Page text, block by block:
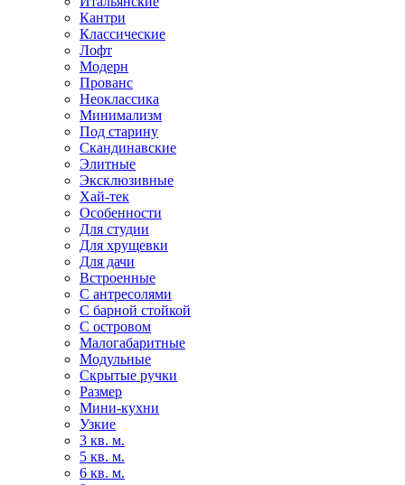
Кантри
Классические
Лофт
Модерн
Прованс
Неоклассика
Минимализм
Под старину
Скандинавские
Элитные
Эксклюзивные
Хай-тек
Особенности
Для студии
Для хрущевки
Для дачи
Встроенные
С антресолями
С барной стойкой
С островом
Малогабаритные
Модульные
Скрытые ручки
Размер
Мини-кухни
Узкие
3 кв. м.
5 кв. м.
6 кв. м.